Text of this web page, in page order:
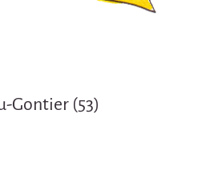
Gontier (53)